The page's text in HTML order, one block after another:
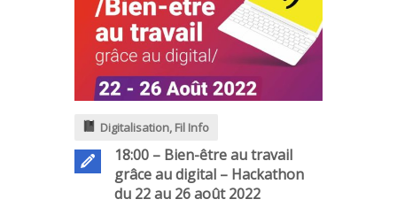
Digitalisation, Fil Info
18:00 – Bien-être au travail
grâce au digital – Hackathon
du 22 au 26 août 2022